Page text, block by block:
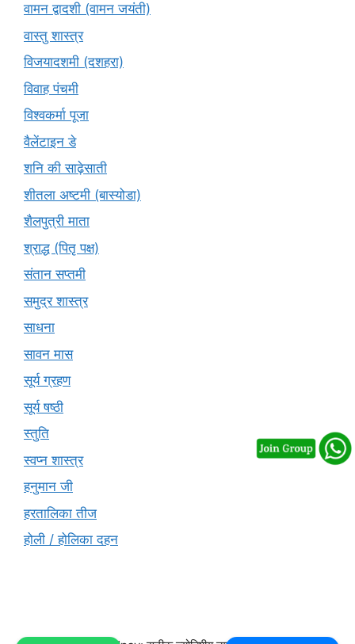
वामन द्वादशी (वामन जयंती)
वास्तु शास्त्र
विजयादशमी (दशहरा)
विवाह पंचमी
विश्वकर्मा पूजा
वैलेंटाइन डे
शनि की साढ़ेसाती
शीतला अष्टमी (बास्योडा)
शैलपुत्री माता
श्राद्ध (पितृ पक्ष)
संतान सप्तमी
समुद्र शास्त्र
साधना
सावन मास
सूर्य ग्रहण
सूर्य षष्ठी
स्तुति
स्वप्न शास्त्र
हनुमान जी
हरतालिका तीज
होली / होलिका दहन